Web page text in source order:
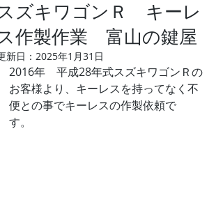
ズキワゴンＲ キーレ
作製作業 富山の鍵屋
新日： 2025年1月31日
2016年　平成28年式スズキワゴンＲの
お客様より、キーレスを持ってなく不
便との事でキーレスの作製依頼で
す。